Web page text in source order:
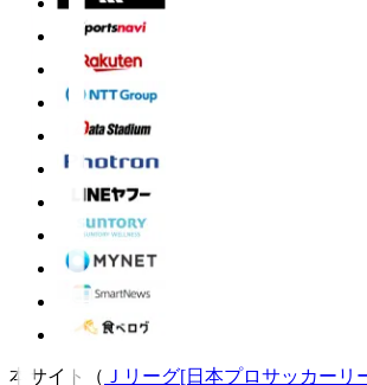
本サイト（ Ｊリーグ[日本プロサッカーリ